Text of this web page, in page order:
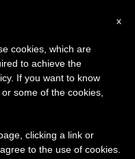
x
cookies, which are
to achieve the
If you want to know
some of the cookies,
clicking a link or
to the use of cookies.